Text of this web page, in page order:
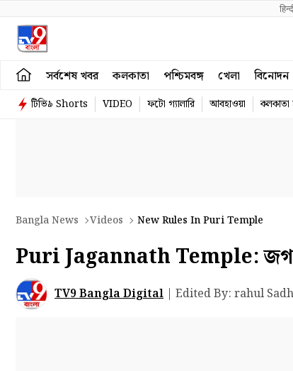
সর্বশেষ খবর কলকাতা পশ্চিমবঙ্গ খেলা বিনোদন
টিভি৯ Shorts VIDEO ফটো গ্যালারি আবহাওয়া কলকাতা
Bangla News Videos New Rules In Puri Temple
Puri Jagannath Temple:
TV9 Bangla Digital | Edited By: rahul